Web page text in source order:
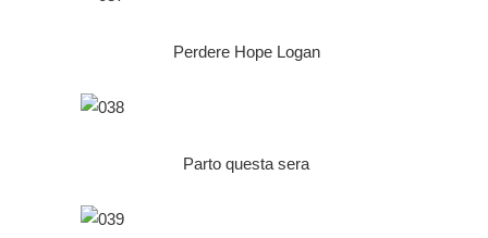
Perdere Hope Logan
Parto questa sera